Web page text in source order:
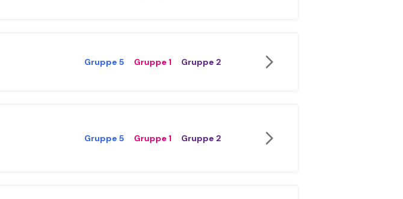
Gruppe 5 Gruppe 1 Gruppe 2
Gruppe 5 Gruppe 1 Gruppe 2